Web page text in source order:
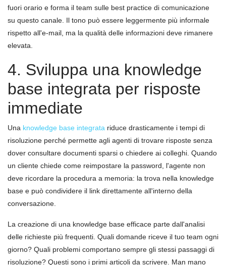
fuori orario e forma il team sulle best practice di comunicazione
su questo canale. Il tono può essere leggermente più informale
rispetto all'e-mail, ma la qualità delle informazioni deve rimanere
elevata.
4. Sviluppa una knowledge
base integrata per risposte
immediate
Una knowledge base integrata riduce drasticamente i tempi di
risoluzione perché permette agli agenti di trovare risposte senza
dover consultare documenti sparsi o chiedere ai colleghi. Quando
un cliente chiede come reimpostare la password, l'agente non
deve ricordare la procedura a memoria: la trova nella knowledge
base e può condividere il link direttamente all'interno della
conversazione.
La creazione di una knowledge base efficace parte dall'analisi
delle richieste più frequenti. Quali domande riceve il tuo team ogni
giorno? Quali problemi comportano sempre gli stessi passaggi di
risoluzione? Questi sono i primi articoli da scrivere. Man mano